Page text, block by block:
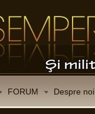
FORUM Despre noi